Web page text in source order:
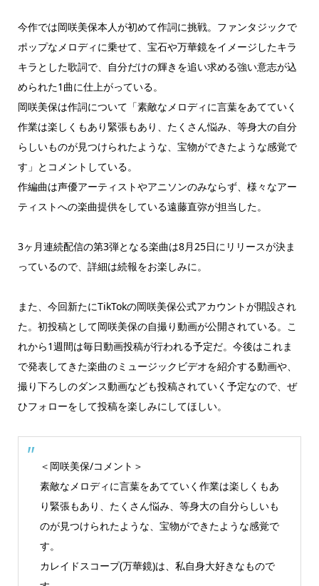
今作では岡咲美保本人が初めて作詞に挑戦。ファンタジックで
ポップなメロディに乗せて、宝石や万華鏡をイメージしたキラ
キラとした歌詞で、自分だけの輝きを追い求める強い意志が込
められた1曲に仕上がっている。
岡咲美保は作詞について「素敵なメロディに言葉をあてていく
作業は楽しくもあり緊張もあり、たくさん悩み、等身大の自分
らしいものが見つけられたような、宝物ができたような感覚で
す」とコメントしている。
作編曲は声優アーティストやアニソンのみならず、様々なアー
ティストへの楽曲提供をしている遠藤直弥が担当した。
3ヶ月連続配信の第3弾となる楽曲は8月25日にリリースが決ま
っているので、詳細は続報をお楽しみに。
また、今回新たにTikTokの岡咲美保公式アカウントが開設され
た。初投稿として岡咲美保の自撮り動画が公開されている。こ
れから1週間は毎日動画投稿が行われる予定だ。今後はこれま
で発表してきた楽曲のミュージックビデオを紹介する動画や、
撮り下ろしのダンス動画なども投稿されていく予定なので、ぜ
ひフォローをして投稿を楽しみにしてほしい。
＜岡咲美保/コメント＞
素敵なメロディに言葉をあてていく作業は楽しくもあ
り緊張もあり、たくさん悩み、等身大の自分らしいも
のが見つけられたような、宝物ができたような感覚で
す。
カレイドスコープ(万華鏡)は、私自身大好きなもので